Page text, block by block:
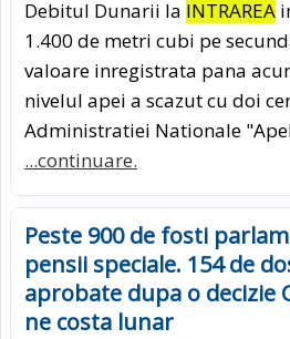
Debitul Dunarii la INTRAREA
1.400 de metri cubi pe
valoare inregistrata pana
nivelul apei a scazut cu doi
Administratiei Nationale
...continuare.
Peste 900 de fosti
pensii speciale. 154 de
aprobate dupa o decizie
ne costa lunar